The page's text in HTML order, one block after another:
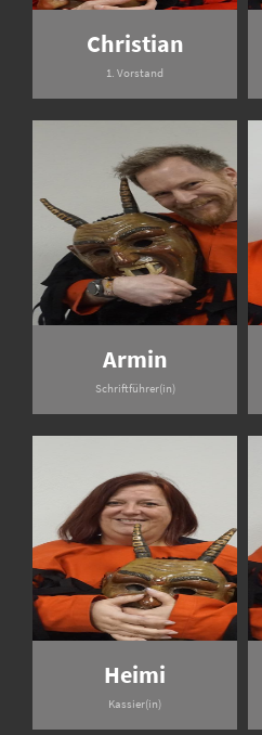
Christian
1. Vorstand
Armin
Schriftführer(in)
Heimi
Kassier(in)